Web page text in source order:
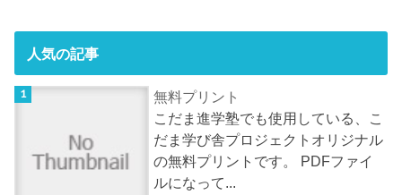
人気の記事
無料プリント
こだま進学塾でも使用している、こ
だま学び舎プロジェクトオリジナル
の無料プリントです。 PDFファイ
ルになって...